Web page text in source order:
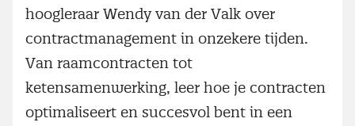
hoogleraar Wendy van der Valk over
contractmanagement in onzekere tijden.
Van raamcontracten tot
ketensamenwerking, leer hoe je contracten
optimaliseert en succesvol bent in een